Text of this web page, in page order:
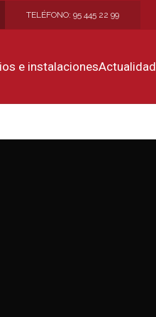
TELÉFONO: 95 445 22 99
e instalacionesActualidad